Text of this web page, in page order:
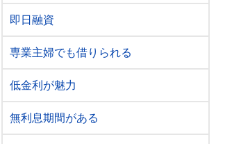
即日融資
専業主婦でも借りられる
低金利が魅力
無利息期間がある